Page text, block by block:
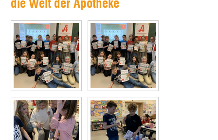
die Welt der Apotheke